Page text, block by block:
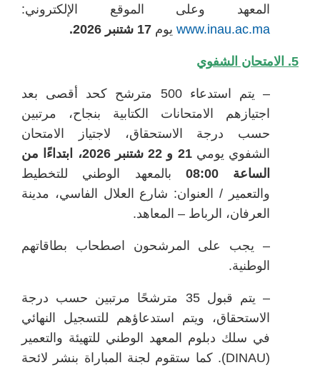
المعهد وعلى الموقع الإلكتروني:
www.inau.ac.ma يوم 17 شتنبر 2026.
5. الامتحان الشفوي
– يتم استدعاء 500 مترشح كحد أقصى بعد
اجتيازهم الامتحانات الكتابية بنجاح، مرتبين
حسب درجة الاستحقاق، لاجتياز الامتحان
الشفوي يومي
21 و 22 شتنبر 2026، ابتداءًا من
الساعة 08:00
بالمعهد الوطني للتخطيط
والتعمير / العنوان: شارع العلال الفاسي، مدينة
العرفان، الرباط – المعاهد.
– يجب على المرشحون اصطحاب بطاقاتهم
الوطنية.
– يتم قبول 35 مترشحًا مرتبين حسب درجة
الاستحقاق، ويتم استدعاؤهم للتسجيل النهائي
في سلك دبلوم المعهد الوطني للتهيئة والتعمير
(DINAU). كما ستقوم لجنة المباراة بنشر لائحة